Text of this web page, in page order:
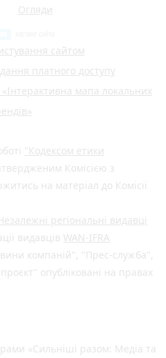
Огляди
сайтом
платного доступу
мапа локальних
"Кодексом етики
Комісією з
на матеріал до Комісії
регіональні видавці
видавців WAN-IFRA
компаній", "Прес-служба",
опубліковані на правах
«Сильніші разом: Медіа та